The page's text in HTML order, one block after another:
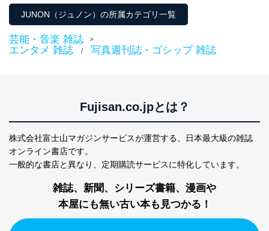
個人情報保護管理者: 経営管理グループディレクター 前
２．利用目的
個人情報の種類 利用目的
1
当社の定期購読サ
ービス等をご利用
購入商品の配送のため
ｅメール等による商品、サービ
のため
個人が特定できない形で取得した
閲覧履歴や購買履歴等の情報を分
析して、趣味・嗜好に
応じた新商品・サービスに関する
広告のため
JUNON（ジュノン）の所属カテゴリ一覧
芸能・音楽 雑誌 >
エンタメ 雑誌 / 写真週刊誌・ゴシップ 雑誌
Fujisan.co.jpとは？
株式会社富士山マガジンサービスが運営する、
日本最大級の雑誌
オンライン書店です。
一般的な書店と異なり、 定期購読サービスに特化しています。
雑誌、新聞、シリーズ書籍、漫画や
本屋にも無い古い本も見つかる！